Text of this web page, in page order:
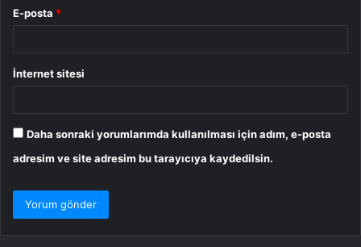
E-posta *
İnternet sitesi
Daha sonraki yorumlarımda kullanılması için adım, e-posta
adresim ve site adresim bu tarayıcıya kaydedilsin.